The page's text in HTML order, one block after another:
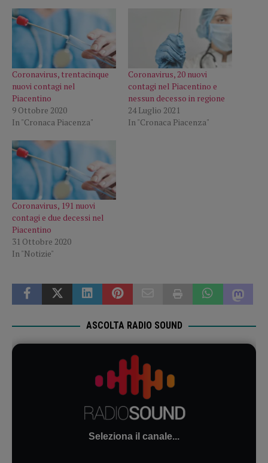
Coronavirus, trentacinque
nuovi contagi nel
Piacentino
9 Ottobre 2020
In "Cronaca Piacenza"
Coronavirus, 20 nuovi
contagi nel Piacentino e
nessun decesso in regione
24 Luglio 2021
In "Cronaca Piacenza"
Coronavirus, 191 nuovi
contagi e due decessi nel
Piacentino
31 Ottobre 2020
In "Notizie"
ASCOLTA RADIO SOUND
Seleziona il canale...